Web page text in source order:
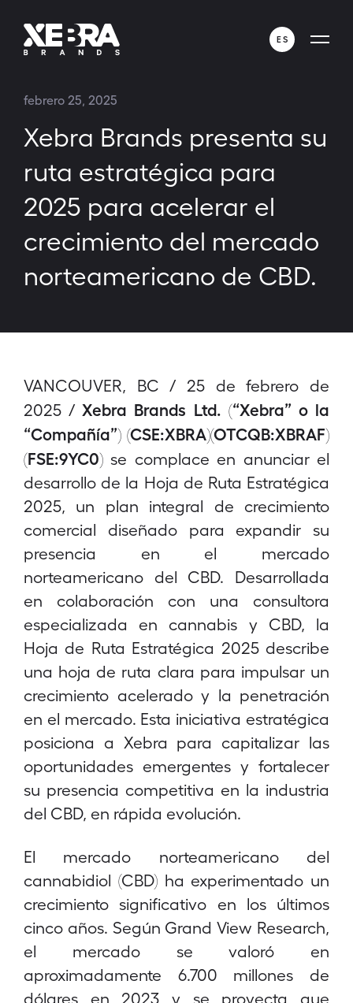
ES
febrero 25, 2025
Xebra Brands presenta su
ruta estratégica para
2025 para acelerar el
crecimiento del mercado
norteamericano de CBD.
VANCOUVER, BC / 25 de febrero de
2025 /Xebra Brands Ltd. (“Xebra” o la
“Compañía”) (CSE:XBRA)(OTCQB:XBRAF)
(FSE:9YC0) se complace en anunciar el
desarrollo de la Hoja de Ruta Estratégica
2025, un plan integral de crecimiento
comercial diseñado para expandir su
presencia en el mercado
norteamericano del CBD. Desarrollada
en colaboración con una consultora
especializada en cannabis y CBD, la
Hoja de Ruta Estratégica 2025 describe
una hoja de ruta clara para impulsar un
crecimiento acelerado y la penetración
en el mercado. Esta iniciativa estratégica
posiciona a Xebra para capitalizar las
oportunidades emergentes y fortalecer
su presencia competitiva en la industria
del CBD, en rápida evolución.
El mercado norteamericano del
cannabidiol (CBD) ha experimentado un
crecimiento significativo en los últimos
cinco años. Según Grand View Research,
el mercado se valoró en
aproximadamente 6.700 millones de
dólares en 2023 y se proyecta que